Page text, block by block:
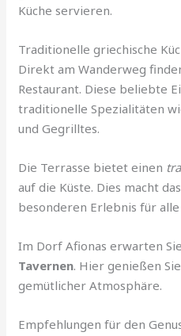
Küche servieren.
Traditionelle griechische
Direkt am Wanderweg
Restaurant. Diese beliebte
traditionelle Spezialitäten
und Gegrilltes.
Die Terrasse bietet einen
auf die Küste. Dies macht
besonderen Erlebnis für alle
Im Dorf Afionas erwarten
Tavernen. Hier genießen
gemütlicher Atmosphäre.
Empfehlungen für den